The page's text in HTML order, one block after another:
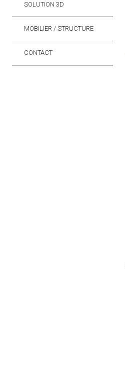
SOLUTION 3D
MOBILIER / STRUCTURE
CONTACT